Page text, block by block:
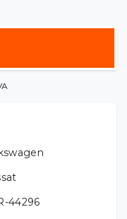
44296